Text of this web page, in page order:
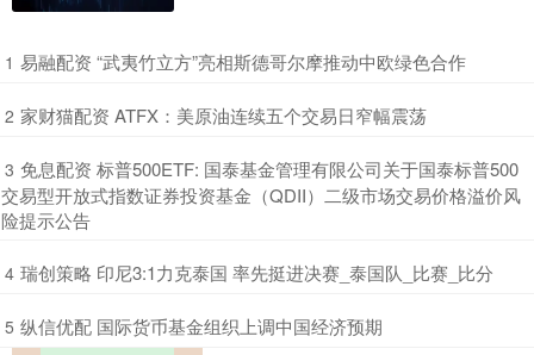
1 ​易融配资 “武夷竹立方”亮相斯德哥尔摩推动中欧绿色合作
2 ​家财猫配资 ATFX：美原油连续五个交易日窄幅震荡
3 ​免息配资 标普500ETF: 国泰基金管理有限公司关于国泰标普500
交易型开放式指数证券投资基金（QDII）二级市场交易价格溢价风
险提示公告
4 ​瑞创策略 印尼3:1力克泰国 率先挺进决赛_泰国队_比赛_比分
5 ​纵信优配 国际货币基金组织上调中国经济预期